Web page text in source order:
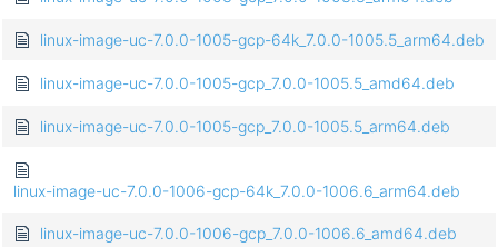
linux-image-uc-7.0.0-1005-gcp-64k_7.0.0-1005.5_arm64.deb
linux-image-uc-7.0.0-1005-gcp_7.0.0-1005.5_amd64.deb
linux-image-uc-7.0.0-1005-gcp_7.0.0-1005.5_arm64.deb
linux-image-uc-7.0.0-1006-gcp-64k_7.0.0-1006.6_arm64.deb
linux-image-uc-7.0.0-1006-gcp_7.0.0-1006.6_amd64.deb